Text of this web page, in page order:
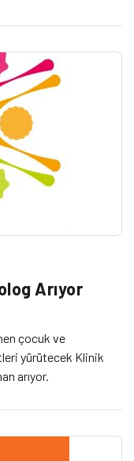
Arıyor
çocuk ve
yürütecek Klinik
arıyor.